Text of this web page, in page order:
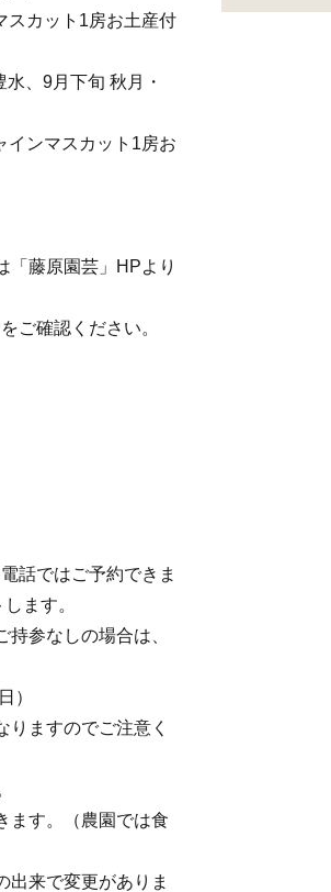
スカット1房お土産付
、9月下旬 秋月・
インマスカット1房お
「藤原園芸」HPより
ご確認ください。
話ではご予約できま
ます。
参なしの場合は、
）
ますのでご注意く
ます。（農園では食
来で変更がありま